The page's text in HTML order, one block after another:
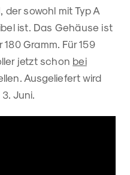
der sowohl mit Typ A
ist. Das Gehäuse ist
Gramm. Für 159
jetzt schon bei
Ausgeliefert wird
Juni.